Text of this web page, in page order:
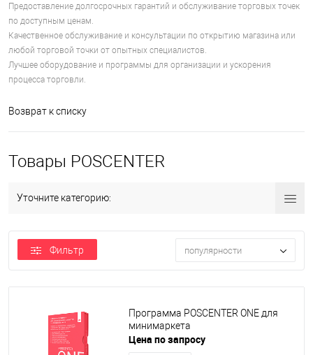
Предоставление долгосрочных гарантий и обслуживание торговых точек
по доступным ценам.
Качественное обслуживание и консультации по открытию магазина или
любой торговой точки от опытных специалистов.
Лучшее оборудование и программы для организации и ускорения
процесса торговли.
Возврат к списку
Товары POSCENTER
Уточните категорию:
Фильтр популярности
Программа POSCENTER ONE для
минимаркета
Цена по запросу